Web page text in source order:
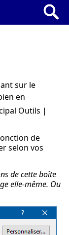
sur le
en
Outils |
de
selon vos
de cette boîte
elle-même. Ou